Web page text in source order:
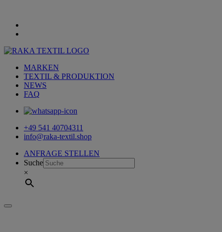
MARKEN
TEXTIL & PRODUKTION
NEWS
FAQ
+49 541 40704311
info@raka-textil.shop
ANFRAGE STELLEN
Suche
×